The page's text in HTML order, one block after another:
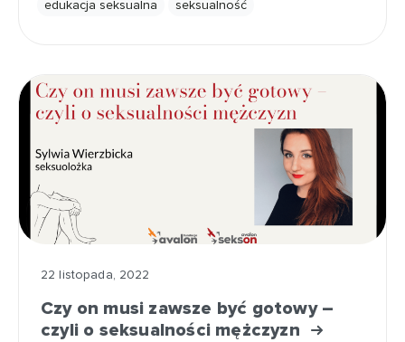
edukacja seksualna seksualność
22 listopada, 2022
Czy on musi zawsze być gotowy –
czyli o seksualności mężczyzn